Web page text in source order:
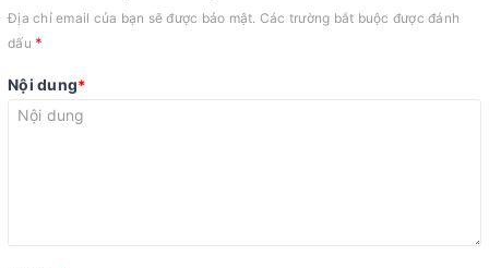
Địa chỉ email của bạn sẽ được bảo mật. Các trường bắt buộc được đánh
dấu *
Nội dung*